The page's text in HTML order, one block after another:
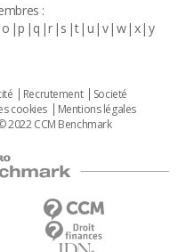
:
o p q r s t u v w x y
Recrutement
Societé
cookies
Mentions légales
2022 CCM Benchmark